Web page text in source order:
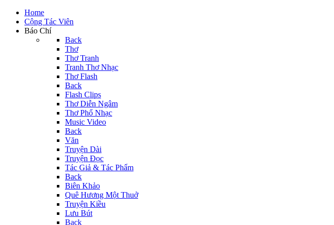
Home
Cộng Tác Viên
Báo Chí
Back
Thơ
Thơ Tranh
Tranh Thơ Nhạc
Thơ Flash
Back
Flash Clips
Thơ Diễn Ngâm
Thơ Phổ Nhạc
Music Video
Back
Văn
Truyện Dài
Truyện Đọc
Tác Giả & Tác Phẩm
Back
Biên Khảo
Quê Hương Một Thuở
Truyện Kiều
Lưu Bút
Back